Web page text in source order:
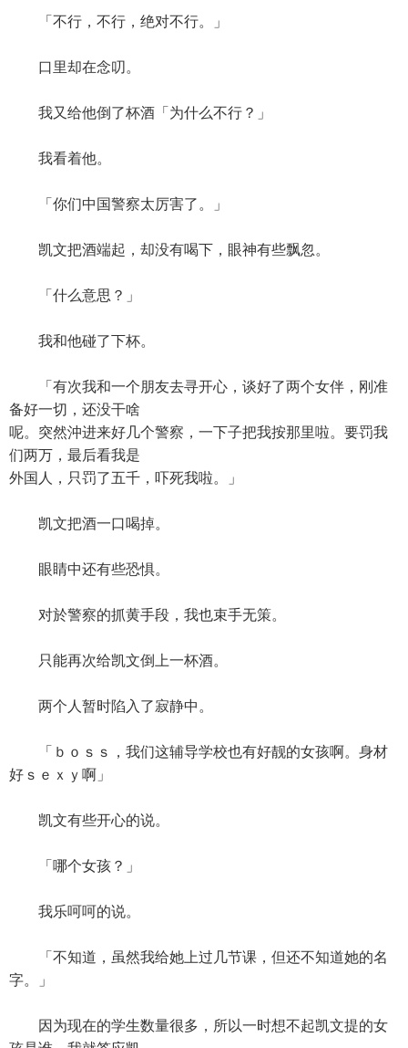
「不行，不行，绝对不行。」
口里却在念叨。
我又给他倒了杯酒「为什么不行？」
我看着他。
「你们中国警察太厉害了。」
凯文把酒端起，却没有喝下，眼神有些飘忽。
「什么意思？」
我和他碰了下杯。
「有次我和一个朋友去寻开心，谈好了两个女伴，刚准
备好一切，还没干啥
呢。突然沖进来好几个警察，一下子把我按那里啦。要罚我
们两万，最后看我是
外国人，只罚了五千，吓死我啦。」
凯文把酒一口喝掉。
眼睛中还有些恐惧。
对於警察的抓黄手段，我也束手无策。
只能再次给凯文倒上一杯酒。
两个人暂时陷入了寂静中。
「ｂｏｓｓ，我们这辅导学校也有好靓的女孩啊。身材
好ｓｅｘｙ啊」
凯文有些开心的说。
「哪个女孩？」
我乐呵呵的说。
「不知道，虽然我给她上过几节课，但还不知道她的名
字。」
因为现在的学生数量很多，所以一时想不起凯文提的女